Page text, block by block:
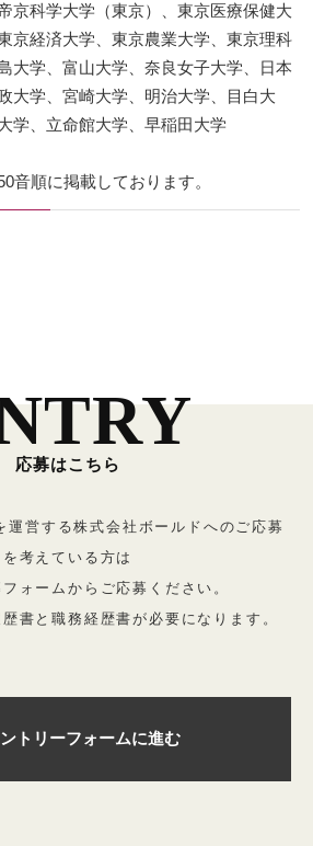
京科学大学（東京）、東京医療保健大
京経済大学、東京農業大学、東京理科
大学、富山大学、奈良女子大学、日本
大学、宮崎大学、明治大学、目白大
学、立命館大学、早稲田大学
音順に掲載しております。
営する株式会社ボールドへのご応募
を考えている方は
ォームからご応募ください。
書と職務経歴書が必要になります。
トリーフォームに進む